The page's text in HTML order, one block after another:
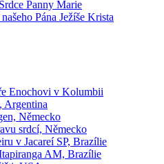
Panny Marie
Pána Ježíše Krista
Enochovi v Kolumbii
Argentina
Německo
srdcí, Německo
v Jacareí SP, Brazílie
AM, Brazílie